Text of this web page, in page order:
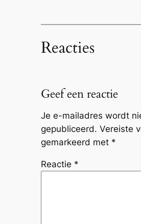
Reacties
Geef een reactie
Je e-mailadres wordt
gepubliceerd. Vereiste
gemarkeerd met *
Reactie *